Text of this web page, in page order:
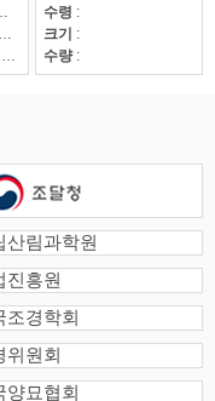
수령 :
크기 :
수량 :